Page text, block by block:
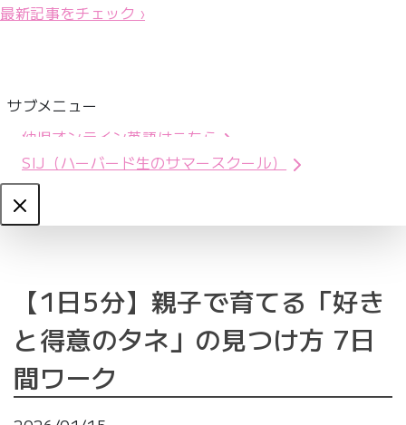
最新記事をチェック ›
サブメニュー
幼児オンライン英語はこちら
SIJ（ハーバード生のサマースクール）
Close
【1日5分】親子で育てる「好き
と得意のタネ」の見つけ方 7日
間ワーク